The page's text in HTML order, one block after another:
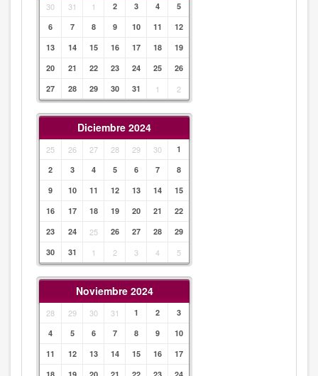
30 31 1 2 3 4
5
6
7 8 9 10 11
12
13
14 15 16 17 18
19
20
21 22 23 24 25
26
27
28 29 30 31 1 2
Diciembre 2024
25 26 27 28 29 30
1
2
3 4 5 6 7
8
9
10 11 12 13 14
15
16
17 18 19 20 21
22
23
24 25 26 27 28
29
30
31 1 2 3 4 5
Noviembre 2024
28 29 30 31 1 2
3
4
5 6 7 8 9
10
11
12 13 14 15 16
17